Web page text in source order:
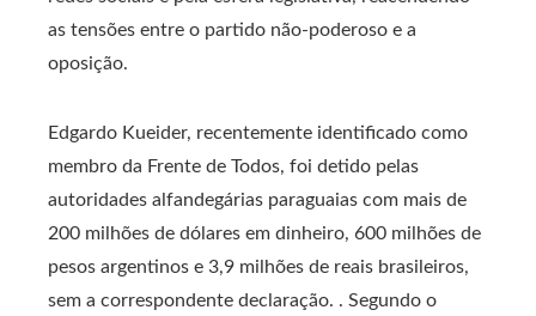
as tensões entre o partido não-poderoso e a
oposição.
Edgardo Kueider, recentemente identificado como
membro da Frente de Todos, foi detido pelas
autoridades alfandegárias paraguaias com mais de
200 milhões de dólares em dinheiro, 600 milhões de
pesos argentinos e 3,9 milhões de reais brasileiros,
sem a correspondente declaração. . Segundo o